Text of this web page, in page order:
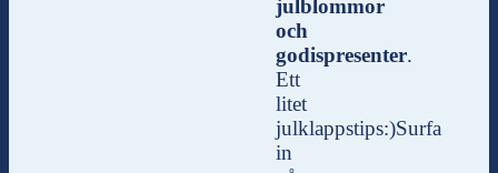
julblommor
och
godispresenter.
Ett
litet
julklappstips:)Surfa
in